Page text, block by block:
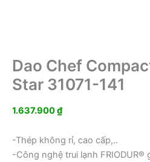
Dao Chef
Star 31071-141
1.637.900₫
-Thép không rỉ, cao cấp,..
-Công nghệ trui lạnh